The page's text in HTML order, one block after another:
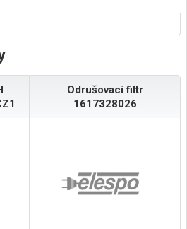
Odrušovací filtr
1617328026